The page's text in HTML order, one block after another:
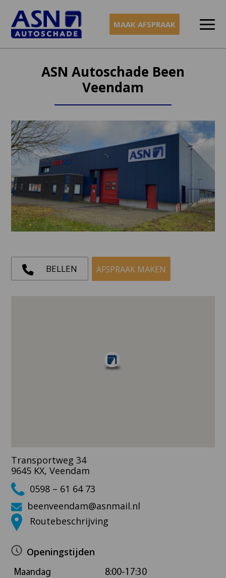
MAAK AFSPRAAK
ASN Autoschade Been
Veendam
BELLEN AFSPRAAK MAKEN
Transportweg 34
9645 KX, Veendam
0598 – 61 64 73
beenveendam@asnmail.nl
Routebeschrijving
Openingstijden
Maandag
8:00-17:30